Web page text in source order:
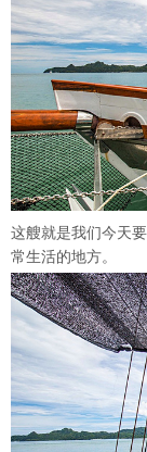
这艘就是我们今天
常生活的地方。